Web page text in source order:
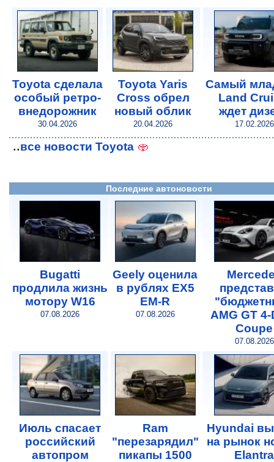
Toyota сделала
особый ретро-
внедорожник
30.04.2026
Toyota Yaris
Cross обрел
новый облик
20.04.2026
Самый
Land
ждет
17.02.2026
..все новости Toyota
Последние автоновости
Bugatti
продлила жизнь
мотору W16
07.08.2026
Geely оценила
в рублях EX5
EM-R
07.08.2026
AMG GT
Coupe
07.08.2026
Июль спасает
российский
автопром
Ram
"перезарядил"
пикапы 1500
Hyundai
на рынок
Elantra